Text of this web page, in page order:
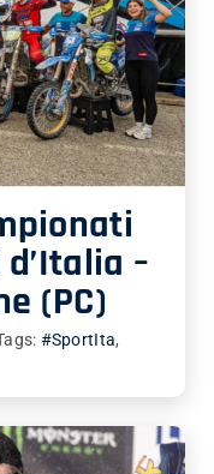
–
(PC)
#SportIta,